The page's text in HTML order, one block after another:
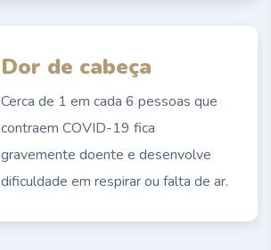
Dor de cabeça
Cerca de 1 em cada 6 pessoas que
contraem COVID-19 fica
gravemente doente e desenvolve
dificuldade em respirar ou falta de ar.